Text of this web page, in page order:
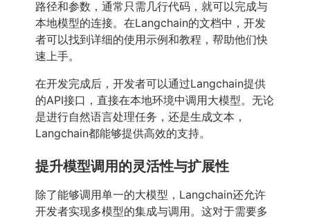
路径和参数，通常只需几行代码，就可以完成与
本地模型的连接。在Langchain的文档中，开发
者可以找到详细的使用示例和教程，帮助他们快
速上手。
在开发完成后，开发者可以通过Langchain提供
的API接口，直接在本地环境中调用大模型。无论
是进行自然语言处理任务，还是生成文本，
Langchain都能够提供高效的支持。
提升模型调用的灵活性与扩展性
除了能够调用单一的大模型，Langchain还允许
开发者实现多模型的集成与调用。这对于需要多